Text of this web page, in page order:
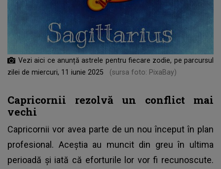
Vezi aici ce anunță astrele pentru fiecare zodie, pe parcursul
zilei de miercuri, 11 iunie 2025
(sursa foto: PixaBay)
Capricornii rezolvă un conflict mai
vechi
Capricornii vor avea parte de un nou început în plan
profesional. Aceștia au muncit din greu în ultima
perioadă și iată că eforturile lor vor fi recunoscute.